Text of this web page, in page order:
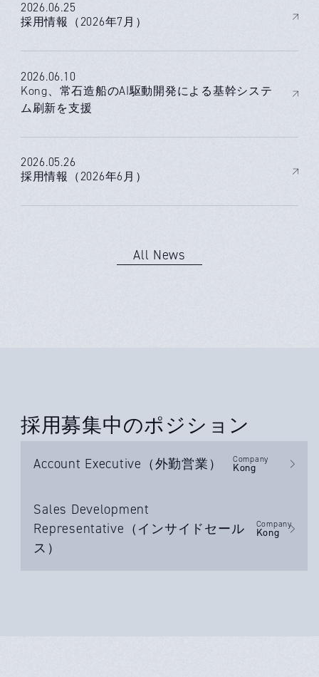
2026.06.25
採用情報（2026年7月）
2026.06.10
Kong、常石造船のAI駆動開発による基幹システ
ム刷新を支援
2026.05.26
採用情報（2026年6月）
All News
採用募集中のポジション
Account Executive（外勤営業） Company
Kong
Sales Development
Representative（インサイドセール
ス）
Company
Kong